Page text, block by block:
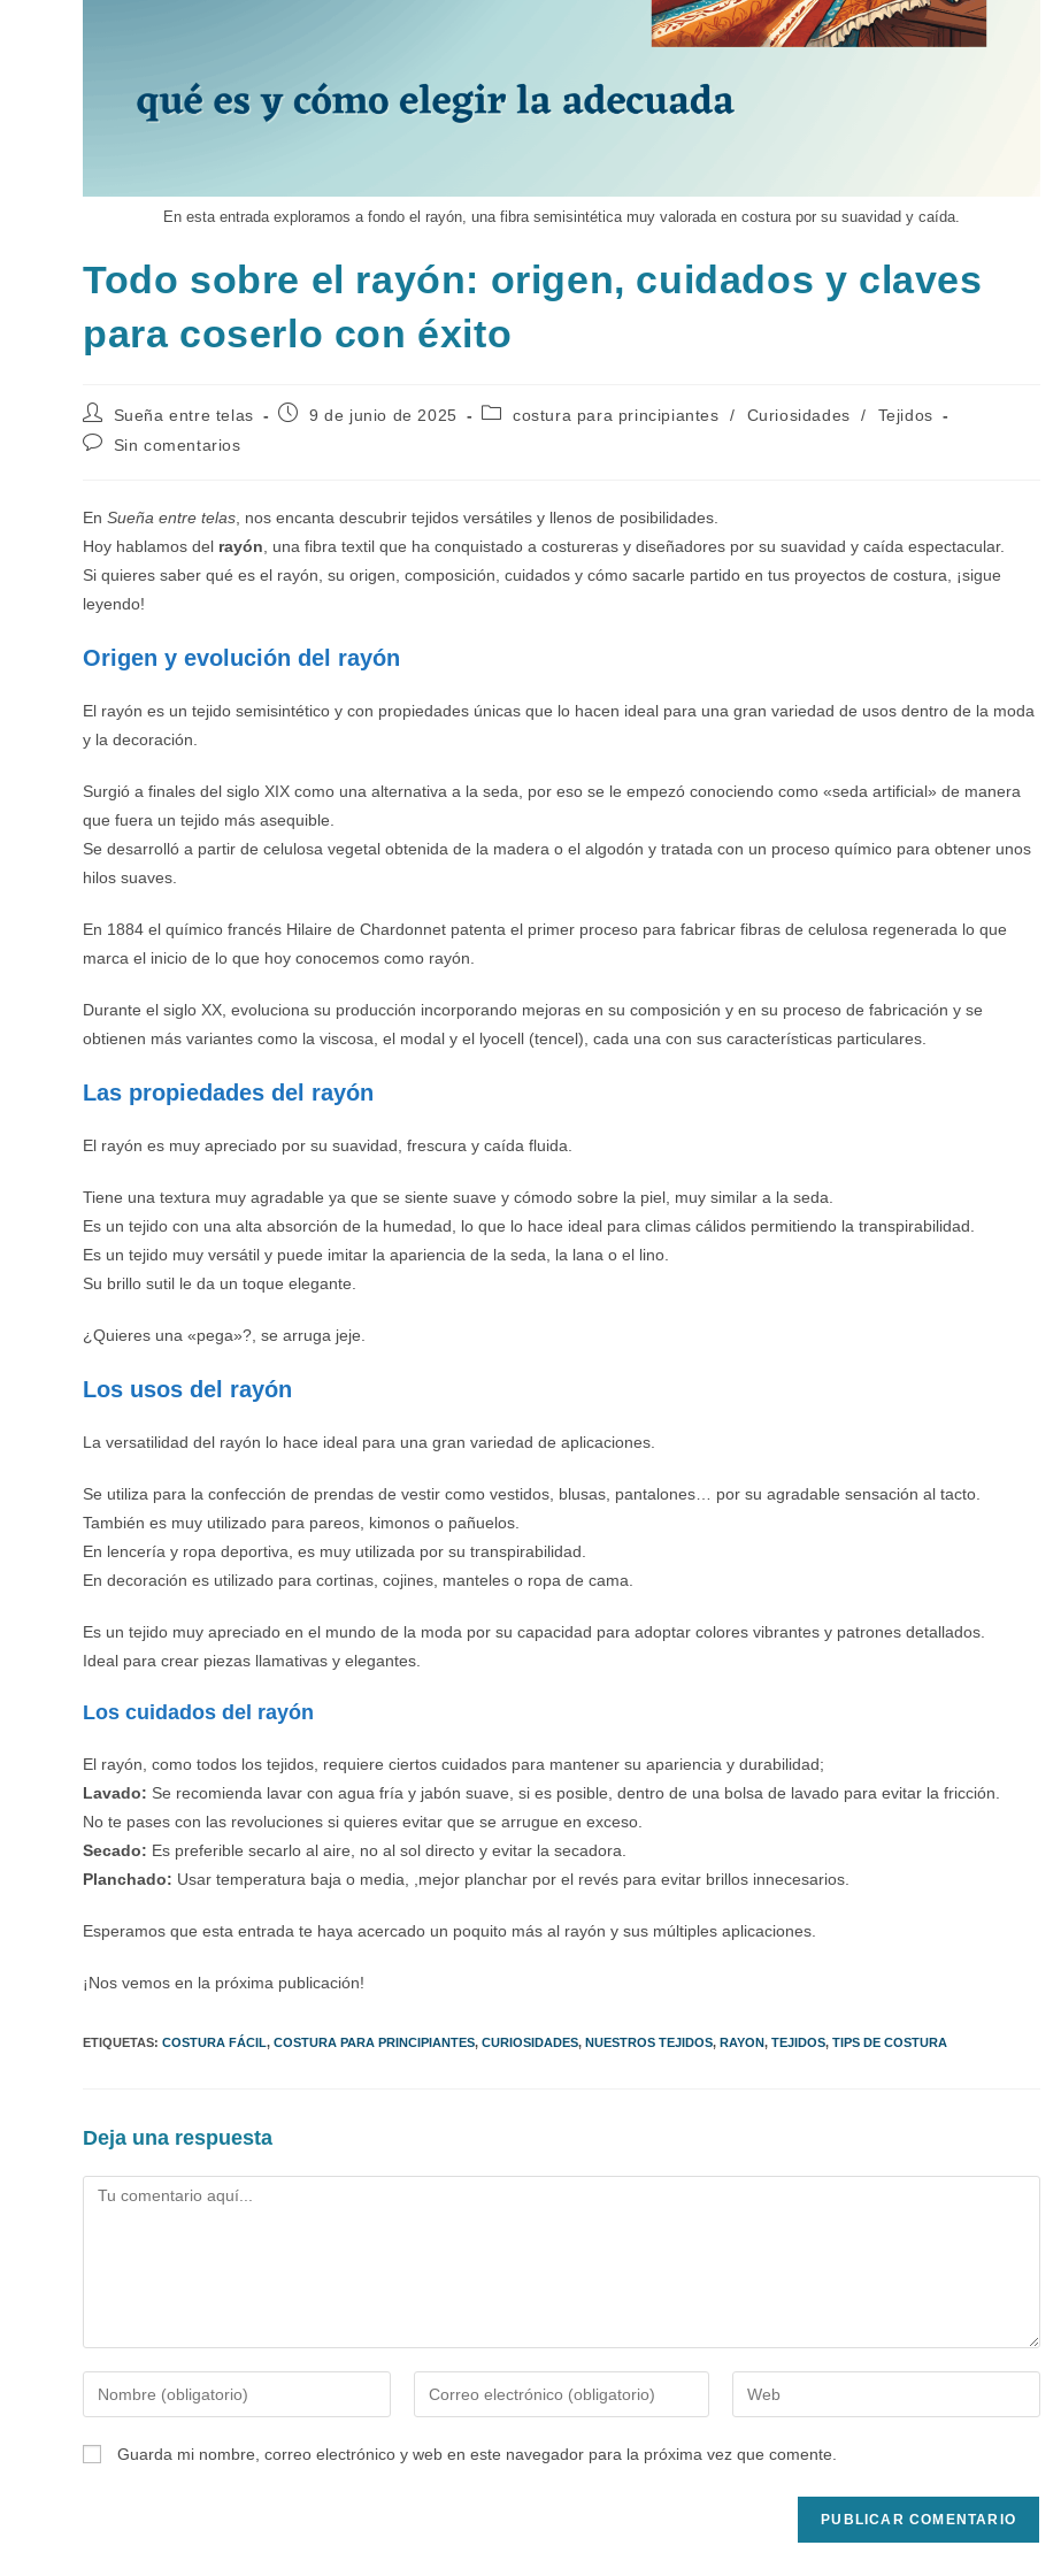
En esta entrada exploramos a fondo el rayón, una fibra semisintética muy valorada en costura por su suavidad y caída.
Todo sobre el rayón: origen, cuidados y claves
para coserlo con éxito
Autor
de
la
Sueña entre telas
Publicación
9 de junio de 2025
Categoría
costura para principiantes / Curiosidades /
Tejidos
Comentarios
Sin comentarios
En Sueña entre telas , nos encanta descubrir tejidos versátiles y llenos de posibilidades.
Hoy hablamos del rayón , una fibra textil que ha conquistado a costureras y diseñadores por su suavidad y caída espectacular.
Si quieres saber qué es el rayón, su origen, composición, cuidados y cómo sacarle partido en tus proyectos de costura, ¡sigue
leyendo!
Origen y evolución del rayón
El rayón es un tejido semisintético y con propiedades únicas que lo hacen ideal para una gran variedad de usos dentro de la moda
y la decoración.
Surgió a finales del siglo XIX como una alternativa a la seda, por eso se le empezó conociendo como «seda artificial» de manera
que fuera un tejido más asequible.
Se desarrolló a partir de celulosa vegetal obtenida de la madera o el algodón y tratada con un proceso químico para obtener unos
hilos suaves.
En 1884 el químico francés Hilaire de Chardonnet patenta el primer proceso para fabricar fibras de celulosa regenerada lo que
marca el inicio de lo que hoy conocemos como rayón.
Durante el siglo XX, evoluciona su producción incorporando mejoras en su composición y en su proceso de fabricación y se
obtienen más variantes como la viscosa, el modal y el lyocell (tencel), cada una con sus características particulares.
Las propiedades del rayón
El rayón es muy apreciado por su suavidad, frescura y caída fluida.
Tiene una textura muy agradable ya que se siente suave y cómodo sobre la piel, muy similar a la seda.
Es un tejido con una alta absorción de la humedad, lo que lo hace ideal para climas cálidos permitiendo la transpirabilidad.
Es un tejido muy versátil y puede imitar la apariencia de la seda, la lana o el lino.
Su brillo sutil le da un toque elegante.
¿Quieres una «pega»?, se arruga jeje.
Los usos del rayón
La versatilidad del rayón lo hace ideal para una gran variedad de aplicaciones.
Se utiliza para la confección de prendas de vestir como vestidos, blusas, pantalones… por su agradable sensación al tacto.
También es muy utilizado para pareos, kimonos o pañuelos.
En lencería y ropa deportiva, es muy utilizada por su transpirabilidad.
En decoración es utilizado para cortinas, cojines, manteles o ropa de cama.
Es un tejido muy apreciado en el mundo de la moda por su capacidad para adoptar colores vibrantes y patrones detallados.
Ideal para crear piezas llamativas y elegantes.
Los cuidados del rayón
El rayón, como todos los tejidos, requiere ciertos cuidados para mantener su apariencia y durabilidad;
Lavado: Se recomienda lavar con agua fría y jabón suave, si es posible, dentro de una bolsa de lavado para evitar la fricción.
No te pases con las revoluciones si quieres evitar que se arrugue en exceso.
Secado: Es preferible secarlo al aire, no al sol directo y evitar la secadora.
Planchado: Usar temperatura baja o media, ,mejor planchar por el revés para evitar brillos innecesarios.
Esperamos que esta entrada te haya acercado un poquito más al rayón y sus múltiples aplicaciones.
¡Nos vemos en la próxima publicación!
ETIQUETAS: COSTURA FÁCIL, COSTURA PARA PRINCIPIANTES, CURIOSIDADES, NUESTROS TEJIDOS, RAYON, TEJIDOS, TIPS DE COSTURA
Deja una respuesta
Comentario
tu
nombre
tu
la
Guarda mi nombre, correo electrónico y web en este navegador para la próxima vez que comente.